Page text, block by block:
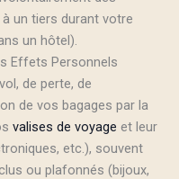
un tiers durant votre
un hôtel).
Effets Personnels
de perte, de
de vos bagages par la
valises de voyage et leur
etc.), souvent
ou plafonnés (bijoux,